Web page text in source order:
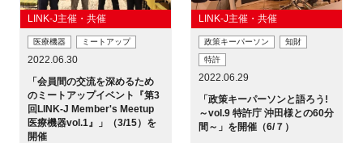
施設・アクセス
FAQ
イベントお知らせメール登録
LINK-J主催・共催
医療機器 ミートアップ
2022.06.30
「会員間の交流を深めるため
のミートアップイベント『第3
回LINK-J Member's Meetup
医療機器vol.1』」（3/15）を
開催
LINK-J主催・共催
政策キーパーソン
知財
特許
2022.06.29
「政策キーパーソンと語ろう!
～vol.9 特許庁 沖田様との60分
間～」を開催（6/７）